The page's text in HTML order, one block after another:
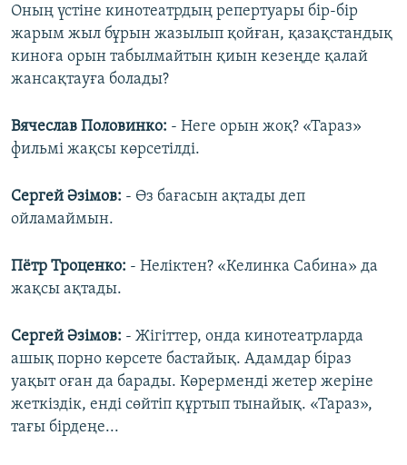
Оның үстіне кинотеатрдың репертуары бір-бір
жарым жыл бұрын жазылып қойған, қазақстандық
киноға орын табылмайтын қиын кезеңде қалай
жансақтауға болады?
Вячеслав Половинко: - Неге орын жоқ? «Тараз»
фильмі жақсы көрсетілді.
Сергей Әзімов: - Өз бағасын ақтады деп
ойламаймын.
Пётр Троценко: - Неліктен? «Келинка Сабина» да
жақсы ақтады.
Сергей Әзімов: - Жігіттер, онда кинотеатрларда
ашық порно көрсете бастайық. Адамдар біраз
уақыт оған да барады. Көрерменді жетер жеріне
жеткіздік, енді сөйтіп құртып тынайық. «Тараз»,
тағы бірдеңе...